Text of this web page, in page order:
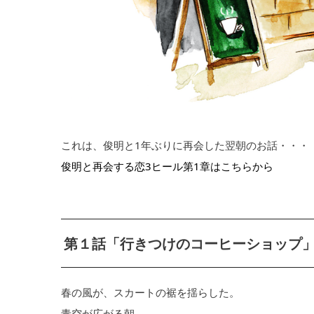
これは、俊明と1年ぶりに再会した翌朝のお話・・・
俊明と再会する恋3ヒール第1章はこちらから
第１話「行きつけのコーヒーショップ
春の風が、スカートの裾を揺らした。